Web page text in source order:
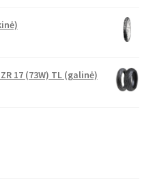
17 (73W) TL (galinė)